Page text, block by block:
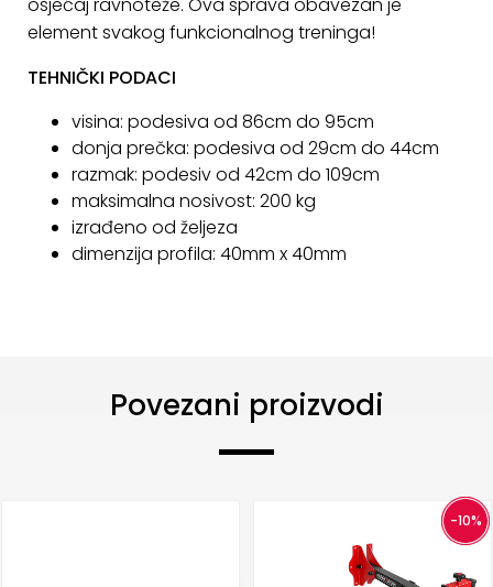
osjećaj ravnoteže. Ova sprava obavezan je
element svakog funkcionalnog treninga!
TEHNIČKI PODACI
visina: podesiva od 86cm do 95cm
donja prečka: podesiva od 29cm do 44cm
razmak: podesiv od 42cm do 109cm
maksimalna nosivost: 200 kg
izrađeno od željeza
dimenzija profila: 40mm x 40mm
Povezani proizvodi
-10%